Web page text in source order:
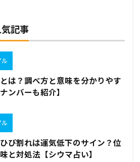
記事
ル
は？調べ方と意味を分かりやす
ンバーも紹介】
ル
び割れは運気低下のサイン？位
と対処法【シウマ占い】